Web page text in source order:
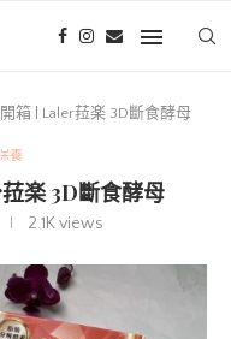
箱 | Laler菈楽 3D斷食酵母
養
楽 3D斷食酵母
2.1Kviews